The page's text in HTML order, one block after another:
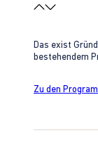
Das exist
bestehendem
Zu den